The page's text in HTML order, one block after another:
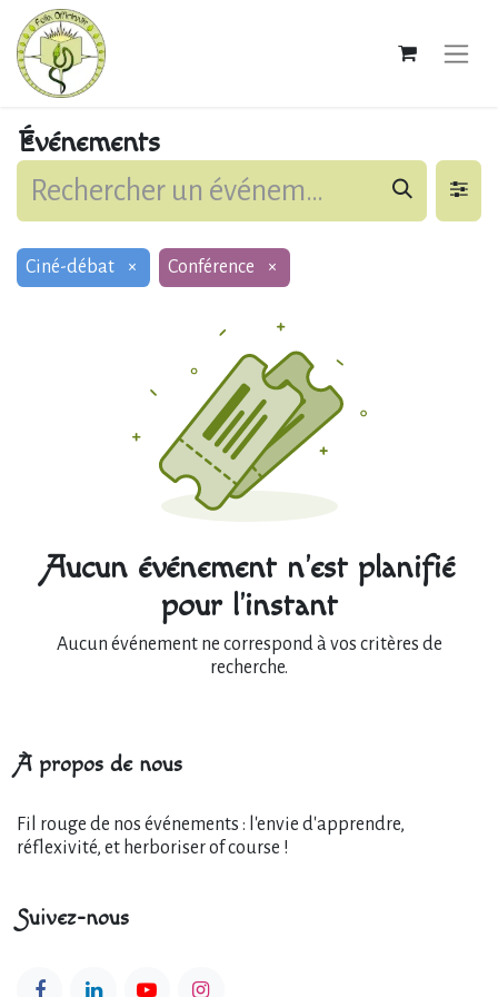
Événements
Ciné-débat × Conférence ×
Aucun événement n'est planifié
pour l'instant
Aucun événement ne correspond à vos critères de
recherche.
À propos de nous
Fil rouge de nos événements : l'envie d'apprendre,
réflexivité, et herboriser of course !
Suivez-nous